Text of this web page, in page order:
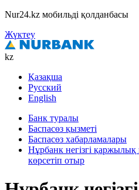
Nur24.kz мобильді қолданбасы
Жүктеу
kz
Қазақша
Русский
English
Банк туралы
Баспасөз қызметі
Баспасөз хабарламалары
Нұрбанк негізгі қаржылық
көрсетіп отыр